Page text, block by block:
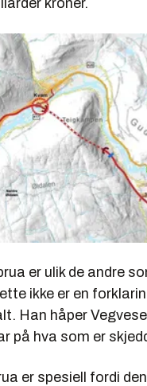
er ulik de andre
ikke er en
Han håper
på hva som er
er spesiell fordi